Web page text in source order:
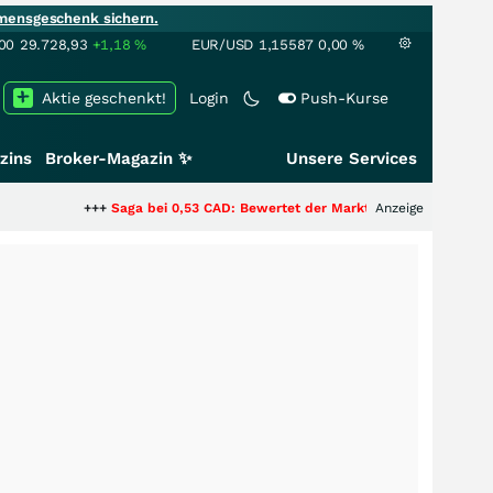
sichern.
29.728,93 +1,18% EUR/USD 1,15587 0,00 %
Login Push-Kurse
Aktie geschenkt!
Broker-Magazin ✨ Unsere Services
Saga bei 0,53 CAD: Bewertet der Markt noch immer nur die Hälfte
Anzeige